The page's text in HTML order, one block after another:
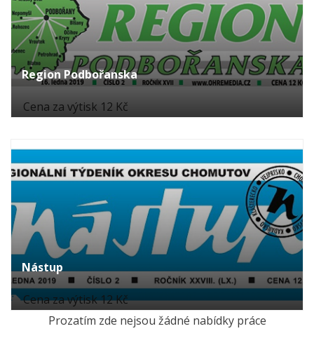
Region Podbořanska
Cena za výtisk 12 Kč
Nástup
Cena za výtisk 12 Kč
Prozatím zde nejsou žádné nabídky práce